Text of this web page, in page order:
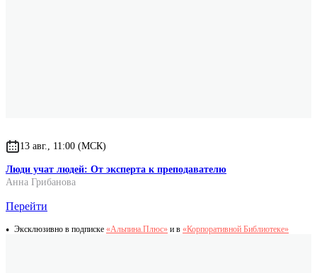
13 авг., 11:00 (МСК)
Люди учат людей: От эксперта к преподавателю
Анна Грибанова
Перейти
Эксклюзивно в подписке «Альпина.Плюс» и в «Корпоративной Библиотеке»